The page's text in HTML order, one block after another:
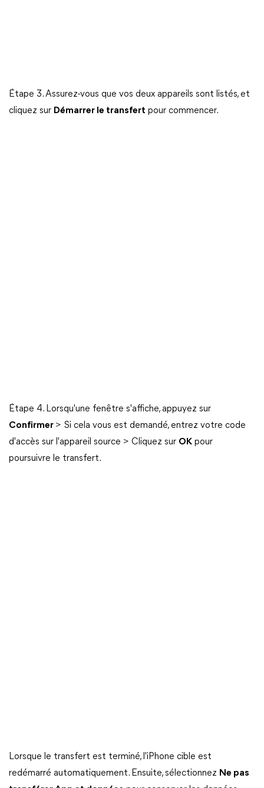
Étape 3. Assurez-vous que vos deux appareils sont listés, et
cliquez sur Démarrer le transfert pour commencer.
Étape 4. Lorsqu'une fenêtre s'affiche, appuyez sur
Confirmer > Si cela vous est demandé, entrez votre code
d'accès sur l'appareil source > Cliquez sur OK pour
poursuivre le transfert.
Lorsque le transfert est terminé, l'iPhone cible est
redémarré automatiquement. Ensuite, sélectionnez Ne pas